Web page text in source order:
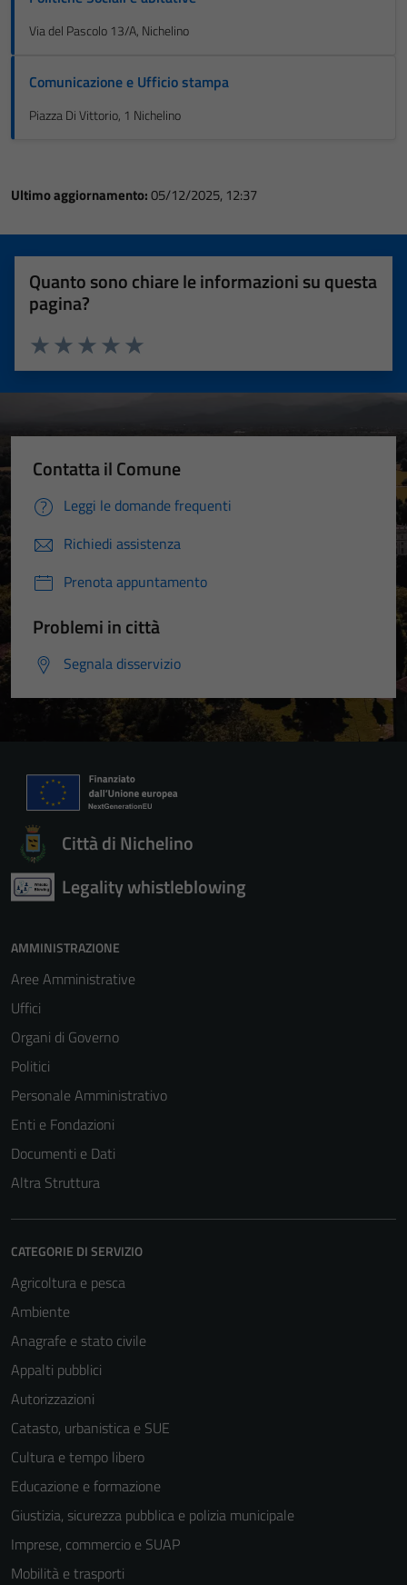
Via del Pascolo 13/A, Nichelino
Comunicazione e Ufficio stampa
Piazza Di Vittorio, 1 Nichelino
Ultimo aggiornamento:05/12/2025, 12:37
Quanto sono chiare le informazioni su questa
pagina?
Valuta 5 stelle su 5
Valuta 4 stelle su 5
Valuta 3 stelle su 5
Valuta 2 stelle su 5
Valuta 1 stelle su 5
Contatta il Comune
Leggi le domande frequenti
Richiedi assistenza
Prenota appuntamento
Problemi in città
Segnala disservizio
Città di Nichelino
Legality whistleblowing
AMMINISTRAZIONE
Aree Amministrative
Uffici
Organi di Governo
Politici
Personale Amministrativo
Enti e Fondazioni
Documenti e Dati
Altra Struttura
CATEGORIE DI SERVIZIO
Agricoltura e pesca
Ambiente
Anagrafe e stato civile
Appalti pubblici
Autorizzazioni
Catasto, urbanistica e SUE
Cultura e tempo libero
Educazione e formazione
Giustizia, sicurezza pubblica e polizia municipale
Imprese, commercio e SUAP
Mobilità e trasporti
possono